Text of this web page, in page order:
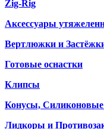
Zig-Rig
Аксессуары
Вертлюжки и
Готовые оснастки
Клипсы
Конусы,
Лидкоры и